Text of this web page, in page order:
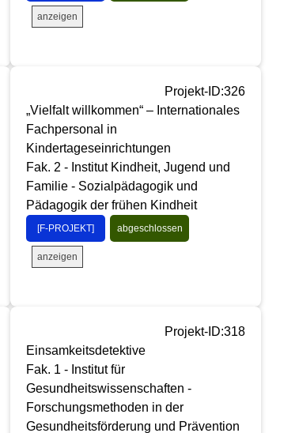
anzeigen
Projekt-ID:326
„Vielfalt willkommen“ – Internationales
Fachpersonal in
Kindertageseinrichtungen
Fak. 2 - Institut Kindheit, Jugend und
Familie - Sozialpädagogik und
Pädagogik der frühen Kindheit
[F-PROJEKT] abgeschlossen
anzeigen
Projekt-ID:318
Einsamkeitsdetektive
Fak. 1 - Institut für
Gesundheitswissenschaften -
Forschungsmethoden in der
Gesundheitsförderung und Prävention